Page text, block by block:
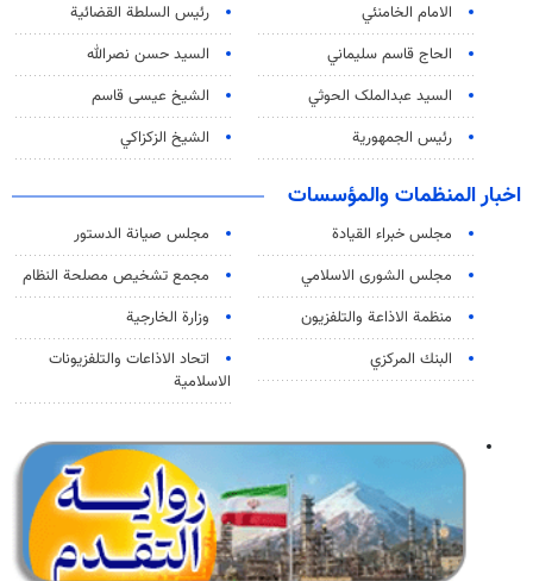
الامام الخامنئي
رئیس السلطة القضائیة
الحاج قاسم سليماني
السيد حسن نصرالله
السید عبدالملک الحوثي
الشيخ عيسى قاسم
رئيس الجمهورية
الشيخ الزكزاكي
اخبار المنظمات والمؤسسات
مجلس خبراء القيادة
مجلس صيانة الدستور
مجلس الشورى الاسلامي
مجمع تشخيص مصلحة النظام
منظمة الاذاعة والتلفزیون
وزارة الخارجية
البنك المركزي
اتحاد الاذاعات والتلفزيونات
الاسلامية